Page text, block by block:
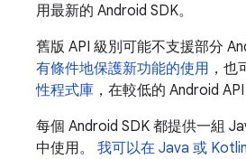
用最新的 Android SDK。
舊版 API 級別可能不支援部分
有條件地保護新功能的使用 ，也
性程式庫 ，在較低的 Android
每個 Android SDK 都提供一組
中使用。 我可以在 Java 或